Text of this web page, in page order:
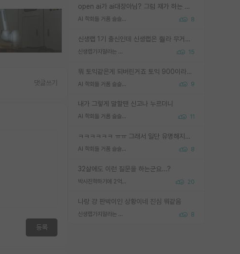
open ai가 ai대장아님? 그럼 쟤가 하는 말이 다 맞겠네
AI 학회들 거품 슬슬 지적이 나오네요 8
신생랩 1기 출신인데 신생랩은 줠라 무거운 바벨 같은거임. 들면 대박인데 못들면 깔려 죽음. 아무도 알려주지 않는 환경에서 자생해야하지만, 일단 살아남았다면 그 어떤 사람보다 악착같고 생존력 높은 사람으로 거듭날 수 있음
신생랩가지말라는 이유가 있었구나 15
뭐 토익같은게 되버린거죠 토익 900이라고 영어잘하는건 아닙니다만 잘하는사람은 다 900을 넘는 그런
AI 학회들 거품 슬슬 지적이 나오네요 9
내가 그렇게 말할땐 신고나 누르더니
AI 학회들 거품 슬슬 지적이 나오네요 11
ㅋㅋㅋㅋㅋㅋ ㅠㅠ 그래서 일단 유명해지는게 중요한거같습니다
AI 학회들 거품 슬슬 지적이 나오네요 8
32살에도 이런 질문을 하는군요...?
박사진학하기에 2억은 괜찮은 (?) 정도의 경제력인가요 20
나랑 걍 판박이인 상황이네 진심 뭐같음
신생랩가지말라는 이유가 있었구나 8
댓글쓰기
등록